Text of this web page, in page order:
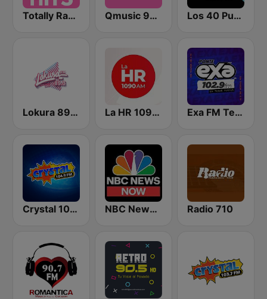
Totally Radio Hits Qmusic 90's & 00's Los 40 Puebla
Lokura 89.3 FM La HR 1090 AM Exa FM Tehuacán
Crystal 104.9 FM NBC News Now Radio 710